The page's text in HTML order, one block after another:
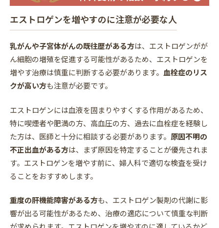
エストロゲンを増やすのに注意が必要な人
乳がんや子宮体がんの既往歴がある方は、エストロゲンがが
ん細胞の増殖を促進する可能性があるため、エストロゲンを
増やす治療は慎重に判断する必要があります。 血栓症のリス
クが高い方も注意が必要です。
エストロゲンには血液を固まりやすくする作用があるため、
特に喫煙者や肥満の方、高血圧の方、過去に血栓症を経験し
た方は、医師と十分に相談する必要があります。 原因不明の
不正出血がある方は、まず原因を特定することが優先されま
す。エストロゲンを増やす前に、婦人科で適切な検査を受け
ることをおすすめします。
重度の肝機能障害がある方も、エストロゲン製剤の代謝に影
響が出る可能性があるため、治療の適応について慎重な判断